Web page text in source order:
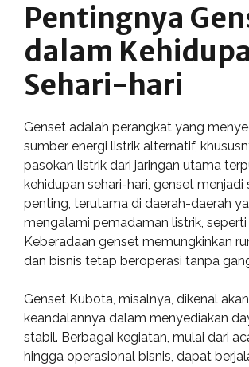
Pentingnya
dalam
Sehari-hari
Genset adalah perangkat yang
sumber energi listrik alternatif,
pasokan listrik dari jaringan utama
kehidupan sehari-hari, genset menjadi
penting, terutama di daerah-daerah
mengalami pemadaman listrik, seperti
Keberadaan genset memungkinkan
dan bisnis tetap beroperasi tanpa
Genset Kubota, misalnya, dikenal akan
keandalannya dalam menyediakan
stabil. Berbagai kegiatan, mulai dari
hingga operasional bisnis, dapat